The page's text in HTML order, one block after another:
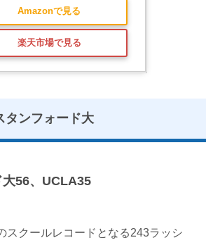
Amazonで見る
楽天市場で見る
タンフォード大
56、UCLA35
スクールレコードとなる243ラッシ